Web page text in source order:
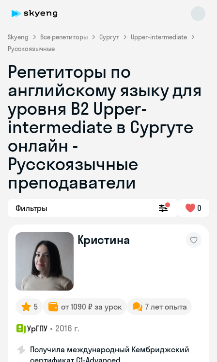
Skyeng Все репетиторы Сургут
Upper-intermediate
Русскоязычные
Репетиторы по
английскому языку для
уровня B2 Upper-
intermediate в Сургуте
онлайн -
Русскоязычные
преподаватели
Фильтры 0
Кристина
5 от 1090 ₽ за урок 7 лет опыта
УрГПУ • 2016 г.
Получила международный Кембриджский
сертификат С1-Advanced
Skyeng Chat